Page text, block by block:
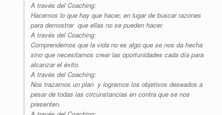
A través del Coaching:
Hacemos lo que hay que hacer, en lugar de buscar razones
para demostrar que ellas no se pueden hacer.
A través del Coaching:
Comprendemos que la vida no es algo que se nos da hecha
sino que necesitamos crear las oportunidades cada día para
alcanzar el éxito.
A través del Coaching:
Nos trazamos un plan y logramos los objetivos deseados a
pesar de todas las circunstancias en contra que se nos
presenten.